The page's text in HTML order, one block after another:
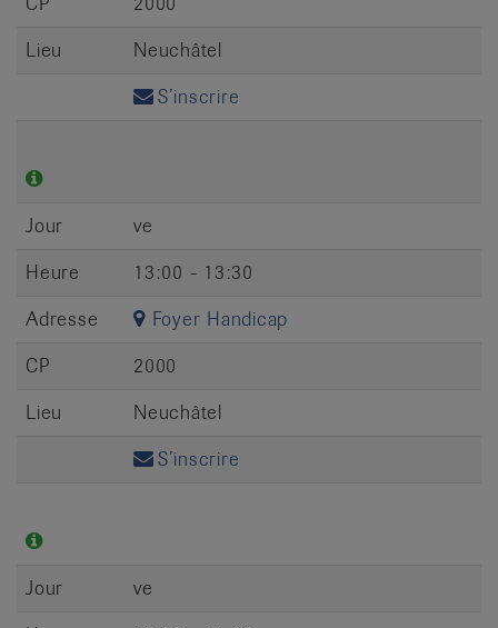
Lieu
Neuchâtel
S’inscrire
Jour
ve
Heure
13:00 - 13:30
Adresse
Foyer Handicap
CP
2000
Lieu
Neuchâtel
S’inscrire
Jour
ve